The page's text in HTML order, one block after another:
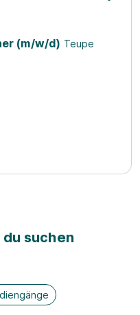
(m/w/d) Teupe
suchen